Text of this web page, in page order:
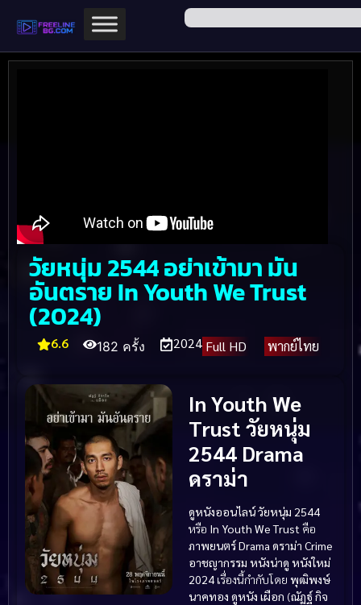
วัยหนุ่ม 2544 อย่าเข้ามา มัน
อันตราย In Youth We Trust
(2024)
6.6 182 ครั้ง 2024 Full HD พากย์ไทย
In Youth We
Trust วัยหนุ่ม
2544 Drama
ดราม่า
ดูหนังออนไลน์ วัยหนุ่ม 2544
หรือ In Youth We Trust คือ
ภาพยนตร์Drama ดราม่า Crime
อาชญากรรม หนังน่าดู หนังใหม่
2024 เรื่องนี้กำกับโดย พุฒิพงษ์
นาคทอง ดูหนัง เผือก (ณัฏฐ์ กิจ